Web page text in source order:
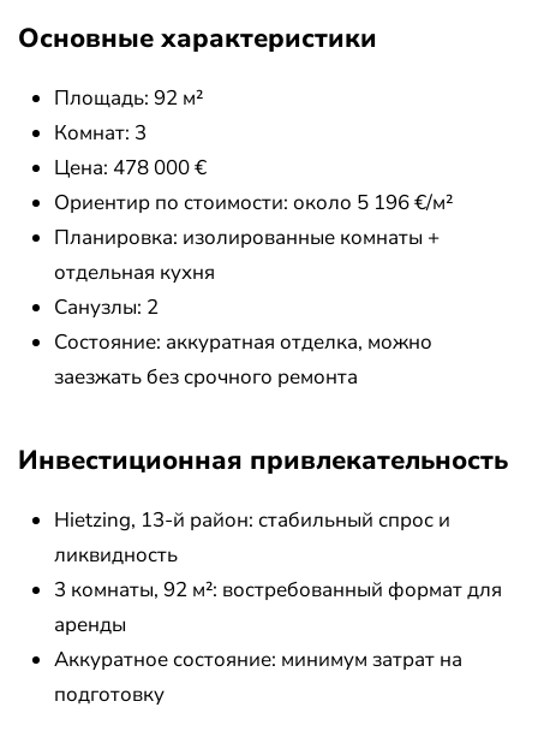
Основные характеристики
Площадь: 92 м²
Комнат: 3
Цена: 478 000 €
Ориентир по стоимости: около 5 196 €/м²
Планировка: изолированные комнаты +
отдельная кухня
Санузлы: 2
Состояние: аккуратная отделка, можно
заезжать без срочного ремонта
Инвестиционная привлекательность
Hietzing, 13-й район: стабильный спрос и
ликвидность
3 комнаты, 92 м²: востребованный формат для
аренды
Аккуратное состояние: минимум затрат на
подготовку